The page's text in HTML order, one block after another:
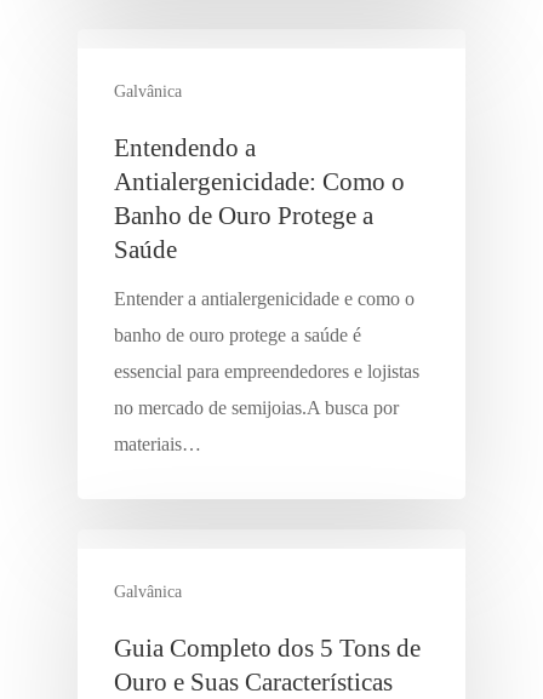
Galvânica
Entendendo a
Antialergenicidade: Como o
Banho de Ouro Protege a
Saúde
Entender a antialergenicidade e como o
banho de ouro protege a saúde é
essencial para empreendedores e lojistas
no mercado de semijoias.A busca por
materiais…
Galvânica
Guia Completo dos 5 Tons de
Ouro e Suas Características